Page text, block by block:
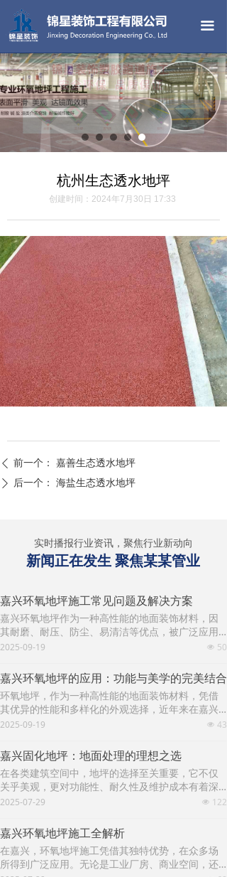
끀
首页
产品中心
工程案例
荣誉资质
新闻中心
联系我们
地坪色卡
合作单位
企业文化
客户服务
服务流程
杭州生态透水地坪
创建时间： 2024年7月30日 17:33
ꄴ 前一个： 嘉善生态透水地坪
ꄲ 后一个： 海盐生态透水地坪
实时播报行业资讯，聚焦行业新动向
新闻正在发生 聚焦某某管业
嘉兴环氧地坪施工常见问题及解决方案
嘉兴环氧地坪作为一种高性能的地面装饰材料，因
其耐磨、耐压、防尘、易清洁等优点，被广泛应用
于工业厂房、仓库、停车场、医院、实验室等场
到各种问题，影响最终的质量和使用效果。本文将
详细分析环氧地坪施工中可能遇到的常见问题及其
解决方案。
넶 50
2025-09-19
嘉兴环氧地坪的应用：功能与美学的完美结合
环氧地坪，作为一种高性能的地面装饰材料，凭借
其优异的性能和多样化的外观选择，近年来在嘉兴
地区的应用越来越广泛。从工业厂房到商业空间，
势，正在逐步取代传统的地面材料，成为现代建筑
地面的首选方案。本文将深入探讨环氧地坪在嘉兴
地区的应用现状、优势特点以及未来发展趋势，为
读者提供全面的认识。
넶 43
2025-09-19
嘉兴固化地坪：地面处理的理想之选
在各类建筑空间中，地坪的选择至关重要，它不仅
关乎美观，更对功能性、耐久性及维护成本有着深
远影响。固化地坪作为一种高性能的地坪解决方
넶 122
2025-07-29
嘉兴环氧地坪施工全解析
在嘉兴，环氧地坪施工凭借其独特优势，在众多场
所得到广泛应用。无论是工业厂房、商业空间，还